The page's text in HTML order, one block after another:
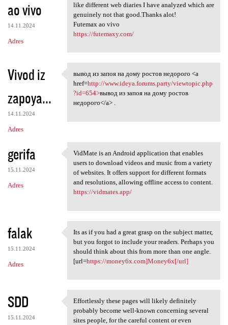
ao vivo
14.11.2024
Adres
like different web diaries I have analyzed which are
genuinely not that good.Thanks alot!
Futemax ao vivo
https://futemaxy.com/
Vivod iz
zapoya...
14.11.2024
Adres
вывод из запоя на дому ростов
вывод из запоя на дому ростов недорого <a
href=http://www.ideya.forums.party/viewtopic.php
?id=654>вывод из запоя на дому ростов
недорого</a> .
gerifa
15.11.2024
Adres
VidMate is an Android
VidMate is an Android application that enables
users to download videos and music from a variety
of websites. It offers support for different formats
and resolutions, allowing offline access to content.
https://vidmates.app/
falak
15.11.2024
Adres
Its as if you had a great
Its as if you had a great grasp on the subject matter,
but you forgot to include your readers. Perhaps you
should think about this from more than one angle.
[url=https://money6x.com]Money6x[/url]
SDD
15.11.2024
Effortlessly these pages will
Effortlessly these pages will likely definitely
probably become well-known concerning several
sites people, for the careful content or even